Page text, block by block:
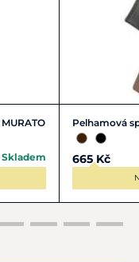
Skladem
Pelhamová
665 Kč